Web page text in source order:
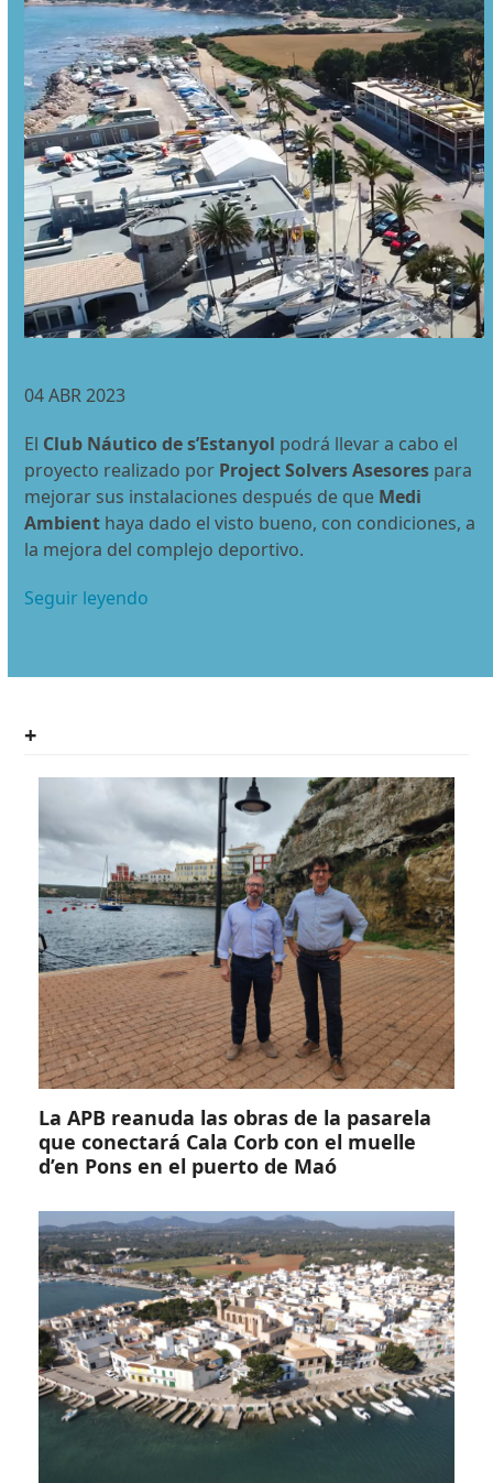
04 ABR 2023
El Club Náutico de s’Estanyol podrá llevar a cabo el
proyecto realizado por Project Solvers Asesores para
mejorar sus instalaciones después de que Medi
Ambient haya dado el visto bueno, con condiciones, a
la mejora del complejo deportivo.
Seguir leyendo
+
La APB reanuda las obras de la pasarela
que conectará Cala Corb con el muelle
d’en Pons en el puerto de Maó